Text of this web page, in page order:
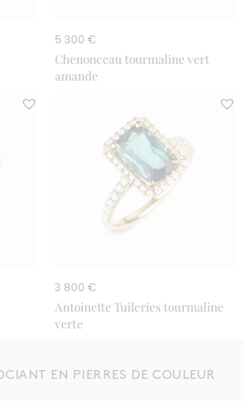
Chenonceau tourmaline vert
amande
5 300 €
Antoinette Tuileries tourmaline
verte
3 800 €
EN PIERRES DE COULEUR